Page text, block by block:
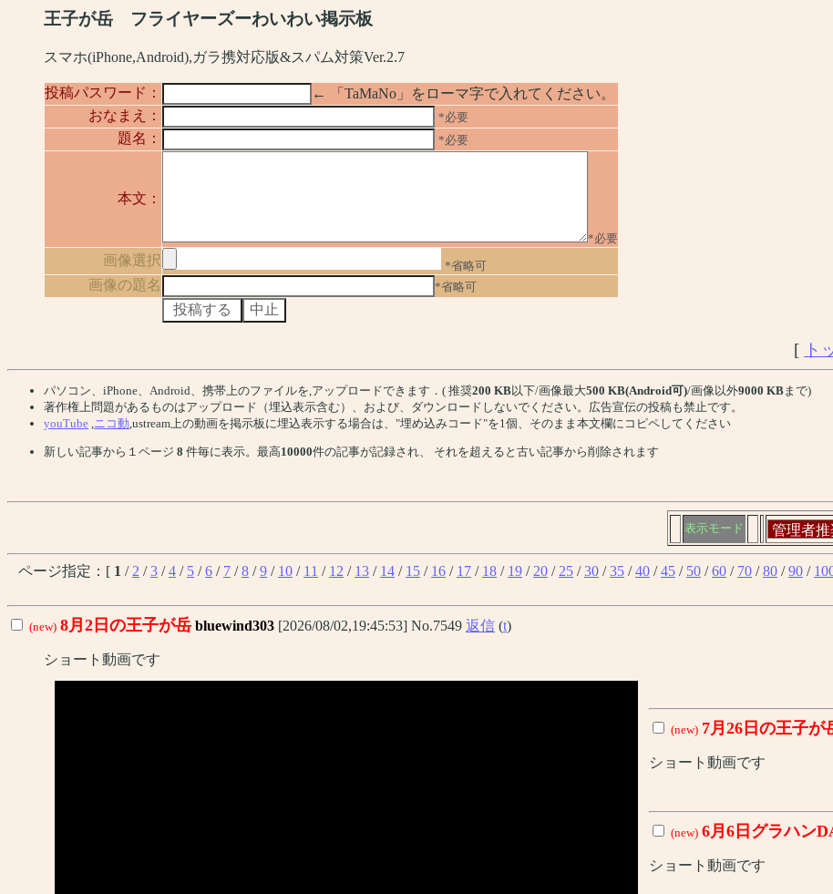
王子が岳 フライヤーズーわいわい掲示板
スマホ(iPhone,Android),ガラ携対応版&スパム対策Ver.2.7
投稿パスワード：
← 「TaMaNo」をローマ字で入れてください。
おなまえ：
*必要
題名： *必要
本文：
*必要
画像選択 *省略可
画像の題名 *省略可
[ ト
パソコン、iPhone、Android、携帯上のファイルを,アップロードできます．( 推奨200 KB以下/画像最大500 KB(Android可)/画像以外9000 KB まで)
著作権上問題があるものはアップロード（埋込表示含む）、および、ダウンロードしないでください。広告宣伝の投稿も禁止です。
youTube ニコ動 ,ustream上の動画を掲示板に埋込表示する場合は、"埋め込みコード"を1個、そのまま本文欄にコピペしてください
新しい記事から１ページ 8 件毎に表示。最高10000件の記事が記録され、 それを超えると古い記事から削除されます
表示モード
ページ指定：[ 1 / 2 /3 /4 / 5 /6 / 7 /8 /9 / 10 / 11 / 12 / 13 / 14 / 15 / 16 / 17 / 18 / 19 / 20 / 25 /30 /35 /40 /45 / 50 /60 / 70 /80 /90 /
(new) 8月2日の王子が岳 bluewind303 [2026/08/02,19:45:53] No.7549 返信 (t)
ショート動画です
(new) 7月26日の王子が
ショート動画です
(new) 6月6日グラハン
ショート動画です